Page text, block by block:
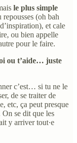
le plus simple
(oh bah
et cale
ou bien appelle
pour le faire.
ou t’aide… juste
c’est… si tu ne le
de se traiter de
etc, ça peut presque
se dit que les
y arriver tout·e